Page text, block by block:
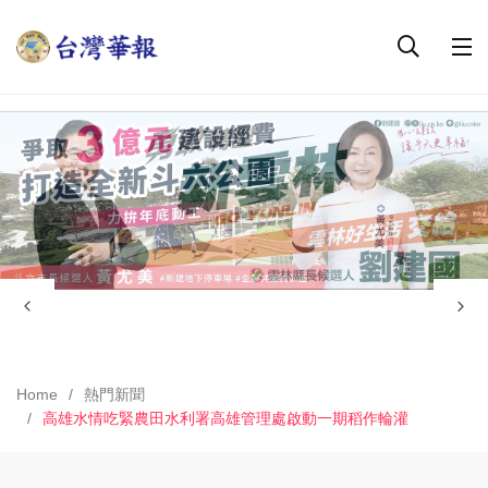
Home
熱門新聞
高雄水情吃緊農田水利署高雄管理處啟動一期稻作輪灌